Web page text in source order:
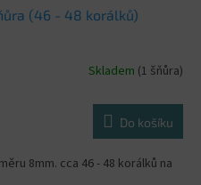
(46 - 48 korálků)
Skladem (1 šňůra)
Do košíku
8mm. cca 46 - 48 korálků na